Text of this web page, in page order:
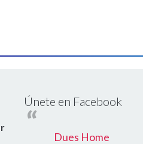
Únete en Facebook
Dues Home